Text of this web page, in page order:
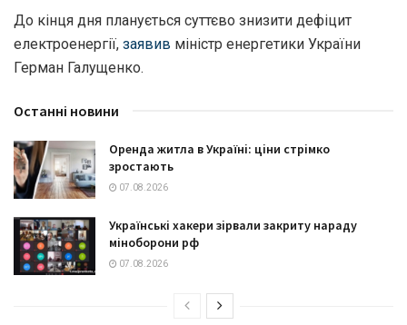
До кінця дня планується суттєво знизити дефіцит
електроенергії, заявив міністр енергетики України
Герман Галущенко.
Останні новини
Оренда житла в Україні: ціни стрімко
зростають
07.08.2026
Українські хакери зірвали закриту нараду
міноборони рф
07.08.2026